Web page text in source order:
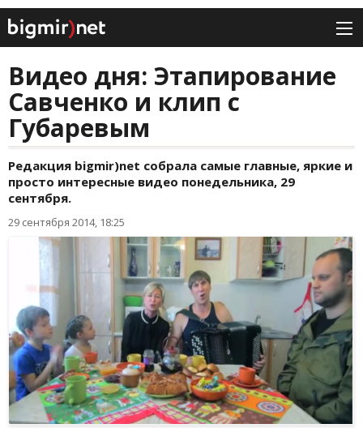
Видео дня: Этапирование
Савченко и клип с
Губаревым
Редакция bigmir)net собрала самые главные, яркие и
просто интересные видео понедельника, 29
сентября.
29 сентября 2014, 18:25